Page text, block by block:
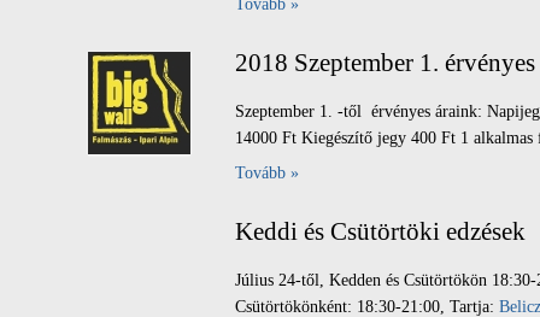
Tovább »
2018 Szeptember 1.
Szeptember 1. -től érvényes áraink:
14000 Ft Kiegészítő jegy 400 Ft 1
Tovább »
Keddi és Csütörtöki edzések
Július 24-től, Kedden és Csütörtökön
Csütörtökönként: 18:30-21:00, Tartja: